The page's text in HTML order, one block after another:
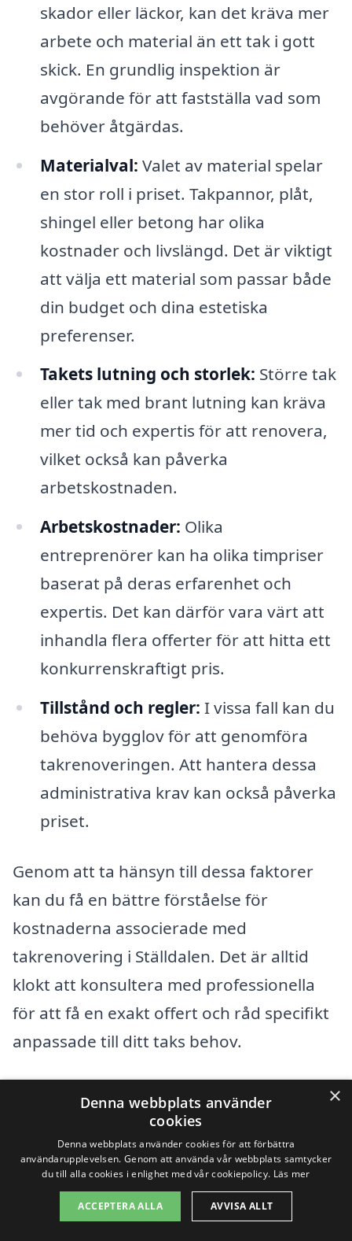
skador eller läckor, kan det kräva mer
arbete och material än ett tak i gott
skick. En grundlig inspektion är
avgörande för att fastställa vad som
behöver åtgärdas.
Materialval: Valet av material spelar
en stor roll i priset. Takpannor, plåt,
shingel eller betong har olika
kostnader och livslängd. Det är viktigt
att välja ett material som passar både
din budget och dina estetiska
preferenser.
Takets lutning och storlek: Större tak
eller tak med brant lutning kan kräva
mer tid och expertis för att renovera,
vilket också kan påverka
arbetskostnaden.
Arbetskostnader: Olika
entreprenörer kan ha olika timpriser
baserat på deras erfarenhet och
expertis. Det kan därför vara värt att
inhandla flera offerter för att hitta ett
konkurrenskraftigt pris.
Tillstånd och regler: I vissa fall kan du
behöva bygglov för att genomföra
takrenoveringen. Att hantera dessa
administrativa krav kan också påverka
priset.
Genom att ta hänsyn till dessa faktorer
kan du få en bättre förståelse för
kostnaderna associerade med
takrenovering i Ställdalen. Det är alltid
klokt att konsultera med professionella
för att få en exakt offert och råd specifikt
anpassade till ditt taks behov.
rätt firma för takrenovering är att
använda vår plattform. Vi samlar flera
lokala entreprenörer som är experter
inom området, vilket gör det lätt för dig
×
Denna webbplats använder
cookies
Denna webbplats använder cookies för att förbättra
användarupplevelsen. Genom att använda vår webbplats samtycker
du till alla cookies i enlighet med vår cookiepolicy. Läs mer
ACCEPTERA ALLA AVVISA ALLT